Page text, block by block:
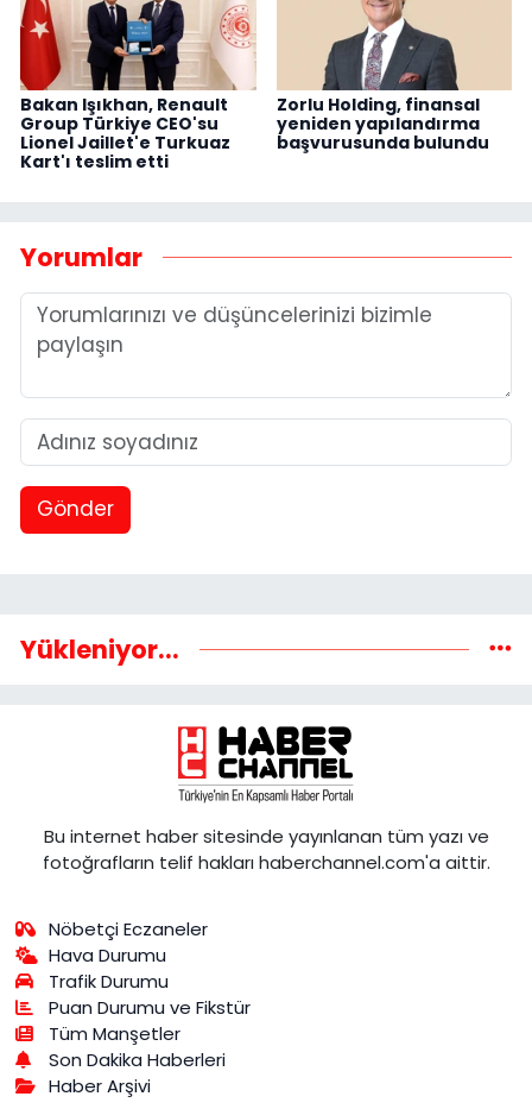
Bakan Işıkhan, Renault
Group Türkiye CEO'su
Lionel Jaillet'e Turkuaz
Kart'ı teslim etti
Zorlu Holding, finansal
yeniden yapılandırma
başvurusunda bulundu
Yorumlar
Gönder
Yükleniyor...
Bu internet haber sitesinde yayınlanan tüm yazı ve
fotoğrafların telif hakları haberchannel.com'a aittir.
Nöbetçi Eczaneler
Hava Durumu
Trafik Durumu
Puan Durumu ve Fikstür
Tüm Manşetler
Son Dakika Haberleri
Haber Arşivi